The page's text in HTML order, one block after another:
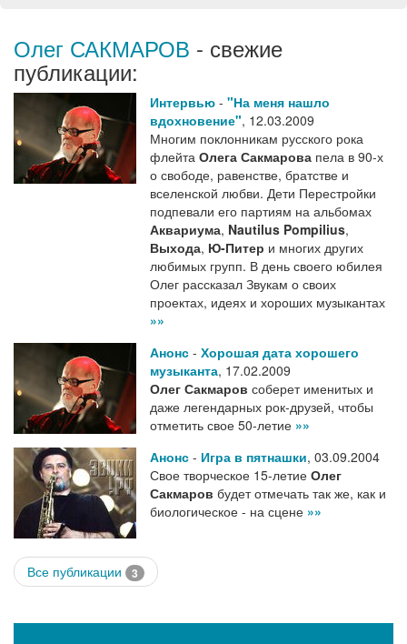
Олег САКМАРОВ - свежие
публикации:
Интервью - "На меня нашло
вдохновение", 12.03.2009
Многим поклонникам русского рока
флейта Олега Сакмарова пела в 90-х
о свободе, равенстве, братстве и
вселенской любви. Дети Перестройки
подпевали его партиям на альбомах
Аквариума, Nautilus Pompilius,
Выхода, Ю-Питер и многих других
любимых групп. В день своего юбилея
Олег рассказал Звукам о своих
проектах, идеях и хороших музыкантах
»»
Анонс - Хорошая дата хорошего
музыканта, 17.02.2009
Олег Сакмаров соберет именитых и
даже легендарных рок-друзей, чтобы
отметить свое 50-летие »»
Анонс - Игра в пятнашки, 03.09.2004
Свое творческое 15-летие Олег
Сакмаров будет отмечать так же, как и
биологическое - на сцене »»
Все публикации 3